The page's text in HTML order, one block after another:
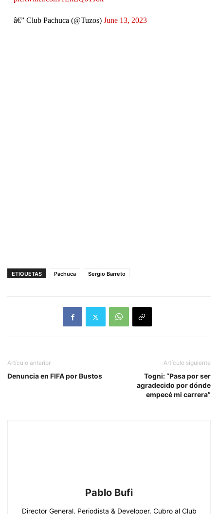
â€” Club Pachuca (@Tuzos) June 13, 2023
ETIQUETAS Pachuca Sergio Barreto
Artículo anterior
Denuncia en FIFA por Bustos
Artículo siguiente
Togni: “Pasa por ser
agradecido por dónde
empecé mi carrera”
Pablo Bufi
Director General. Periodista & Developer. Cubro al Club